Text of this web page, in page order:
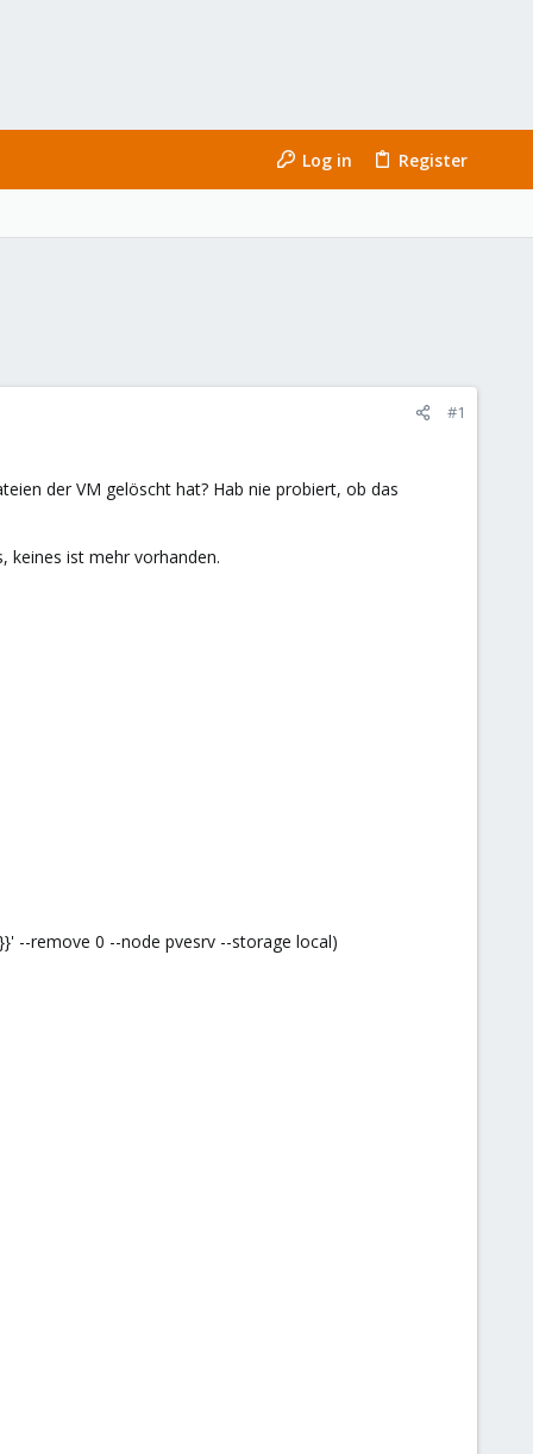
Log in Register
#1
der VM gelöscht hat? Hab nie probiert, ob das
keines ist mehr vorhanden.
--remove 0 --node pvesrv --storage local)